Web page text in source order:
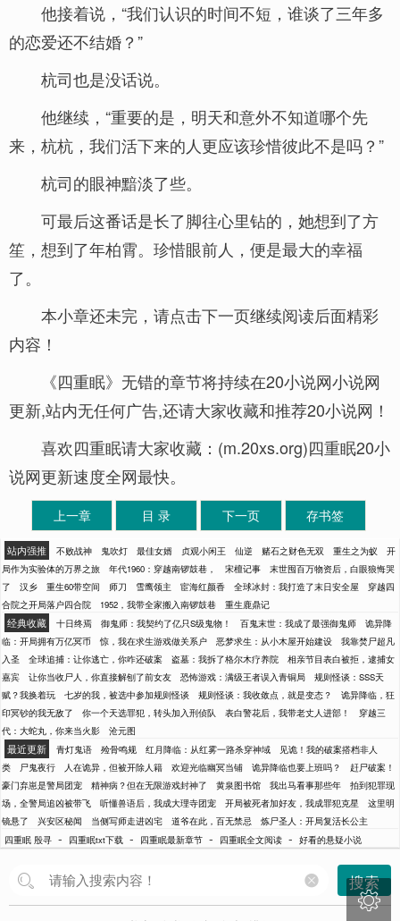
他接着说，“我们认识的时间不短，谁谈了三年多
的恋爱还不结婚？”
杭司也是没话说。
他继续，“重要的是，明天和意外不知道哪个先
来，杭杭，我们活下来的人更应该珍惜彼此不是吗？”
杭司的眼神黯淡了些。
可最后这番话是长了脚往心里钻的，她想到了方
笙，想到了年柏霄。珍惜眼前人，便是最大的幸福
了。
本小章还未完，请点击下一页继续阅读后面精彩
内容！
《四重眠》无错的章节将持续在20小说网小说网
更新,站内无任何广告,还请大家收藏和推荐20小说网！
喜欢四重眠请大家收藏：(m.20xs.org)四重眠20小
说网更新速度全网最快。
上一章 目 录 下一页 存书签
站内强推 不败战神 鬼吹灯 最佳女婿 贞观小闲王 仙逆 赌石之财色无双 重生之为蚁
开
局作为实验体的万界之旅
年代1960：穿越南锣鼓巷， 宋檀记事
末世囤百万物资后，白眼狼悔哭
了
汉乡 重生60带空间 师刀 雪鹰领主 宦海红颜香 全球冰封：我打造了末日安全屋
穿越四
合院之开局落户四合院
1952，我带全家搬入南锣鼓巷 重生鹿鼎记
经典收藏 十日终焉 御鬼师：我契约了亿只S级鬼物！ 百鬼末世：我成了最强御鬼师
诡异降
临：开局拥有万亿冥币
惊，我在求生游戏做关系户 恶梦求生：从小木屋开始建设
我靠焚尸超凡
入圣
全球追捕：让你逃亡，你咋还破案 盗墓：我拆了格尔木疗养院
相亲节目表白被拒，逮捕女
嘉宾
让你当收尸人，你直接解刨了前女友 恐怖游戏：满级王者误入青铜局
规则怪谈：SSS天
赋？我换着玩
七岁的我，被选中参加规则怪谈 规则怪谈：我收敛点，就是变态？
诡异降临，狂
印冥钞的我无敌了
你一个天选罪犯，转头加入刑侦队 表白警花后，我带老丈人进部！
穿越三
代：大蛇丸，你来当火影
沧元图
最近更新 青灯鬼语 殓骨鸣规 红月降临：从红雾一路杀穿神域
见诡！我的破案搭档非人
类
尸鬼夜行 人在诡异，但被开除人籍 欢迎光临幽冥当铺 诡异降临也要上班吗？
赶尸破案！
豪门弃崽是警局团宠
精神病？但在无限游戏封神了 黄泉图书馆 我出马看事那些年
拍到犯罪现
场，全警局追凶被带飞
听懂兽语后，我成大理寺团宠 开局被死者加好友，我成罪犯克星
这里明
镜悬了
兴安区秘闻 当侧写师走进凶宅 道爷在此，百无禁忌
炼尸圣人：开局复活长公主
四重眠 殷寻 - 四重眠txt下载 - 四重眠最新章节 - 四重眠全文阅读 - 好看的悬疑小说
搜索
